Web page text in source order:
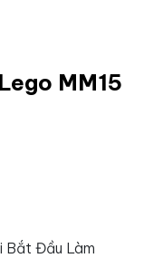
MM15
Bắt Đầu Làm